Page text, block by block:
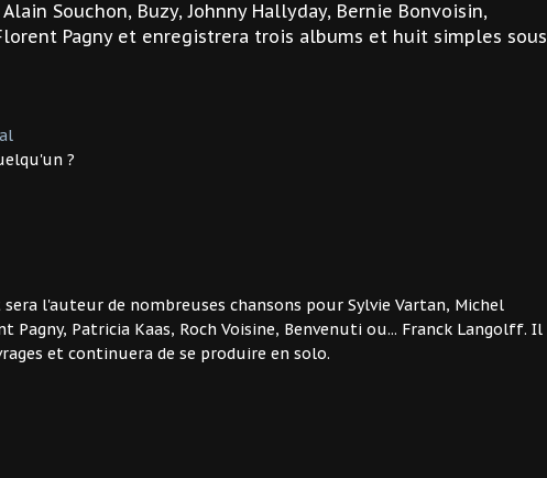
Alain Souchon, Buzy, Johnny Hallyday, Bernie Bonvoisin,
Pagny et enregistrera trois albums et huit simples sous
?
sera l'auteur de nombreuses chansons pour Sylvie Vartan, Michel
Pagny, Patricia Kaas, Roch Voisine, Benvenuti ou... Franck Langolff. Il
et continuera de se produire en solo.